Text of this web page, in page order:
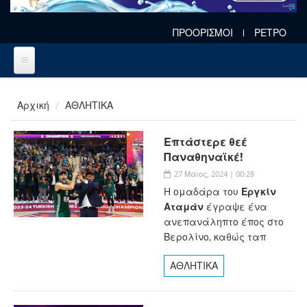
ΠΡΟΟΡΙΣΜΟΙ ΡΕΤΡΟ
Αρχική ΑΘΛΗΤΙΚΑ
Επτάστερε θεέ
Παναθηναϊκέ!
27 Μάιος, 2024 | 00:28
Η ομαδάρα του Εργκίν
Αταμάν έγραψε ένα
ανεπανάληπτο έπος στο
Βερολίνο, καθώς ταπ
ΑΘΛΗΤΙΚΑ